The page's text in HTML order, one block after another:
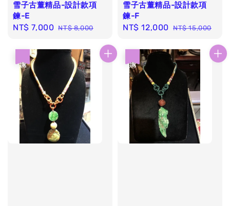
雪子古董精品-設計款項
鍊-E
Sale
NT$ 7,000 Regular
NT$ 8,000
雪子古董精品-設計款項
鍊-F
Sale
NT$ 12,000 Regular
NT$ 15,000